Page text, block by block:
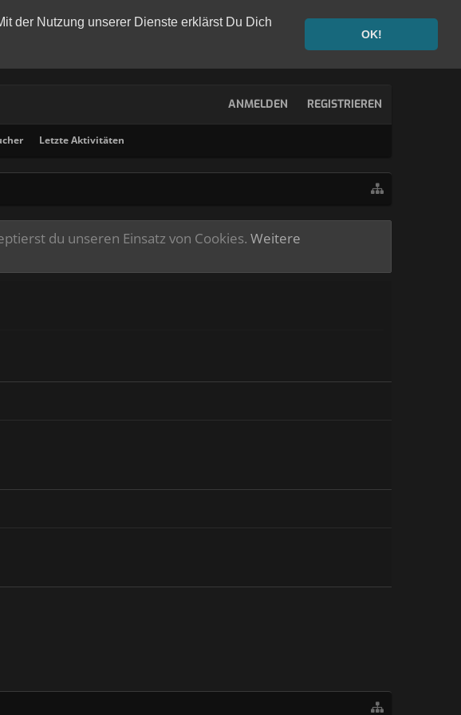
der Nutzung unserer Dienste erklärst Du Dich
OK!
Letzte Aktivitäten
ANMELDEN REGISTRIEREN
du unseren Einsatz von Cookies. Weitere